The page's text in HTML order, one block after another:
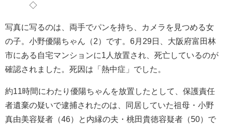
◇
写真に写るのは、両手でパンを持ち、カメラを見つめる女
の子。小野優陽ちゃん（2）です。6月29日、大阪府富田林
市にある自宅マンションに1人放置され、死亡しているのが
確認されました。死因は「熱中症」でした。
約11時間にわたり優陽ちゃんを放置したとして、保護責任
者遺棄の疑いで逮捕されたのは、同居していた祖母・小野
真由美容疑者（46）と内縁の夫・桃田貴徳容疑者（50）で